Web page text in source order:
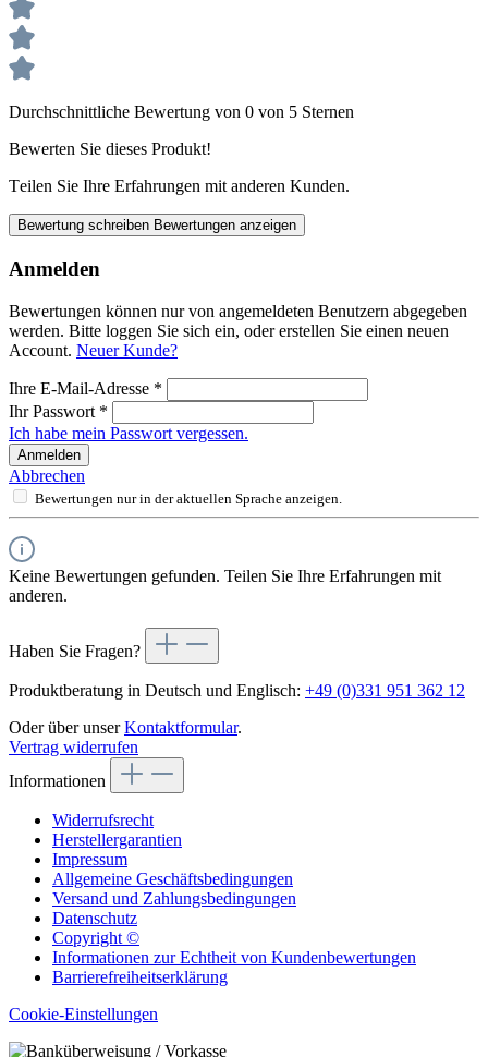
Durchschnittliche Bewertung von 0 von 5 Sternen
Bewerten Sie dieses Produkt!
Teilen Sie Ihre Erfahrungen mit anderen Kunden.
Bewertung schreiben Bewertungen anzeigen
Anmelden
Bewertungen können nur von angemeldeten Benutzern abgegeben
werden. Bitte loggen Sie sich ein, oder erstellen Sie einen neuen
Account. Neuer Kunde?
Ihre E-Mail-Adresse *
Ihr Passwort *
Ich habe mein Passwort vergessen.
Anmelden
Abbrechen
Bewertungen nur in der aktuellen Sprache anzeigen.
Keine Bewertungen gefunden. Teilen Sie Ihre Erfahrungen mit
anderen.
Haben Sie Fragen?
Produktberatung in Deutsch und Englisch: +49 (0)331 951 362 12
Oder über unserKontaktformular.
Vertrag widerrufen
Informationen
Widerrufsrecht
Herstellergarantien
Impressum
Allgemeine Geschäftsbedingungen
Versand und Zahlungsbedingungen
Datenschutz
Copyright ©
Informationen zur Echtheit von Kundenbewertungen
Barrierefreiheitserklärung
Cookie-Einstellungen